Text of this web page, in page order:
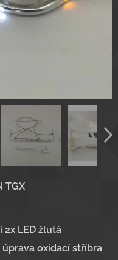
TGX
2x LED žlutá
oxidací stříbra